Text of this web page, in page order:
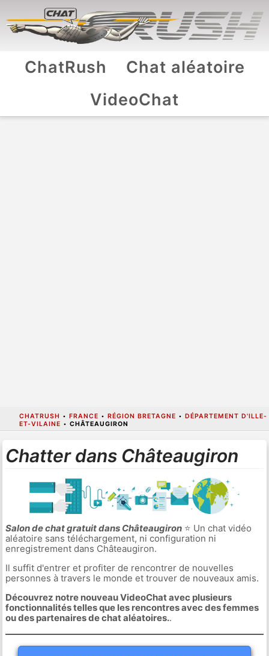
ChatRush
Chat aléatoire
VideoChat
CHATRUSH • FRANCE • RÉGION BRETAGNE • DÉPARTEMENT D'ILLE-
ET-VILAINE • CHÂTEAUGIRON
Chatter dans Châteaugiron
Salon de chat gratuit dans Châteaugiron⭐ Un chat vidéo
aléatoire sans téléchargement, ni configuration ni
enregistrement dans Châteaugiron.
Il suffit d'entrer et profiter de rencontrer de nouvelles
personnes à travers le monde et trouver de nouveaux amis.
Découvrez notre nouveau VideoChat avec plusieurs
fonctionnalités telles que les rencontres avec des femmes
ou des partenaires de chat aléatoires..